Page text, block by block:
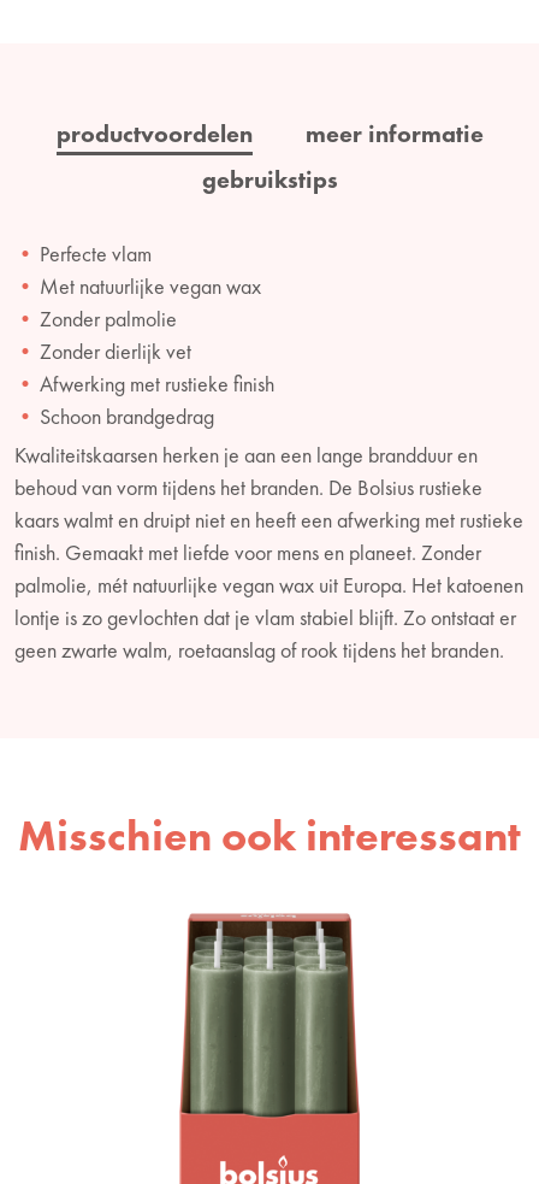
productvoordelen
meer informatie
gebruikstips
Perfecte vlam
Met natuurlijke vegan wax
Zonder palmolie
Zonder dierlijk vet
Afwerking met rustieke finish
Schoon brandgedrag
Kwaliteitskaarsen herken je aan een lange brandduur en
behoud van vorm tijdens het branden. De Bolsius rustieke
kaars walmt en druipt niet en heeft een afwerking met rustieke
finish. Gemaakt met liefde voor mens en planeet. Zonder
palmolie, mét natuurlijke vegan wax uit Europa. Het katoenen
lontje is zo gevlochten dat je vlam stabiel blijft. Zo ontstaat er
geen zwarte walm, roetaanslag of rook tijdens het branden.
Misschien ook interessant